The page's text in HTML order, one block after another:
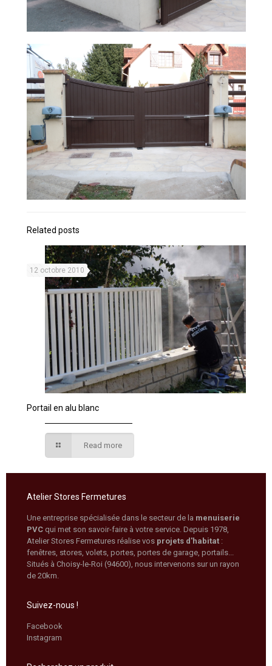
Related posts
12 octobre 2010
Portail en alu blanc
Read more
Atelier Stores Fermetures
Une entreprise spécialisée dans le secteur de la menuiserie
PVCqui met son savoir-faire à votre service. Depuis 1978,
Atelier Stores Fermetures réalise vos projets d'habitat:
fenêtres, stores, volets, portes, portes de garage, portails...
Situés à Choisy-le-Roi (94600), nous intervenons sur un rayon
de 20km.
Suivez-nous !
Facebook
Instagram